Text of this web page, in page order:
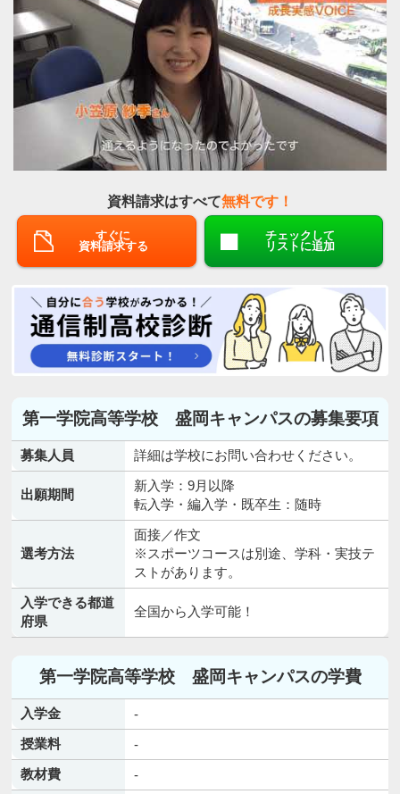
資料請求はすべて無料です！
すぐに
資料請求する
チェックして
リストに追加
第一学院高等学校 盛岡キャンパスの募集要項
募集人員 詳細は学校にお問い合わせください。
出願期間
新入学：9月以降
転入学・編入学・既卒生：随時
選考方法
面接／作文
※スポーツコースは別途、学科・実技テ
ストがあります。
入学できる都道
府県
全国から入学可能！
第一学院高等学校 盛岡キャンパスの学費
入学金
-
授業料
-
教材費
-